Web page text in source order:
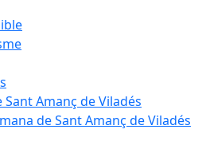
Sant Amanç de Viladés
de Sant Amanç de Viladés